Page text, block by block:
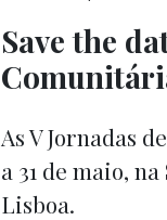
Save the
As V Jornadas
a 31 de maio,
Lisboa.